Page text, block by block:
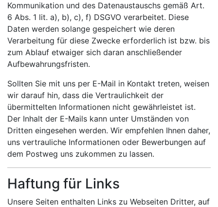
Kommunikation und des Datenaustauschs gemäß Art.
6 Abs. 1 lit. a), b), c), f) DSGVO verarbeitet. Diese
Daten werden solange gespeichert wie deren
Verarbeitung für diese Zwecke erforderlich ist bzw. bis
zum Ablauf etwaiger sich daran anschließender
Aufbewahrungsfristen.
Sollten Sie mit uns per E-Mail in Kontakt treten, weisen
wir darauf hin, dass die Vertraulichkeit der
übermittelten Informationen nicht gewährleistet ist.
Der Inhalt der E-Mails kann unter Umständen von
Dritten eingesehen werden. Wir empfehlen Ihnen daher,
uns vertrauliche Informationen oder Bewerbungen auf
dem Postweg uns zukommen zu lassen.
Haftung für Links
Unsere Seiten enthalten Links zu Webseiten Dritter, auf